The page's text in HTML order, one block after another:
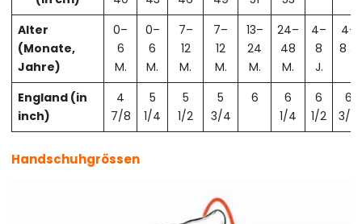
Alter
(Monate,
Jahre)
0–
6
M.
0–
6
M.
7–
12
M.
7–
12
M.
13–
24
M.
24–
48
M.
4–
8
J.
4–
8 J.
England (in
inch)
4
7/8
5
1/4
5
1/2
5
3/4
6
6
1/4
6
1/2
6
3/4
Handschuhgrössen